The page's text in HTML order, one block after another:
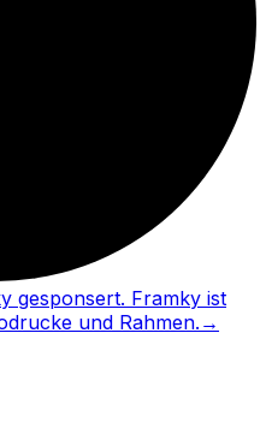
gesponsert. Framky ist
und Rahmen. →